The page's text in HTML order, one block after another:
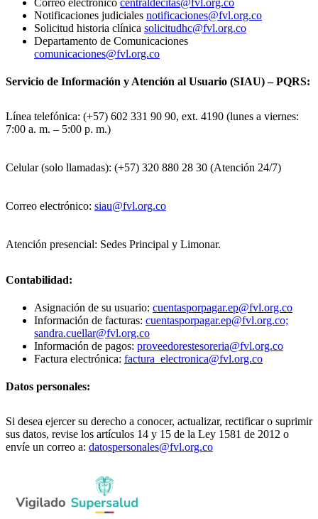
Notificaciones judiciales notificaciones@fvl.org.co
Solicitud historia clínica solicitudhc@fvl.org.co
Departamento de Comunicaciones
comunicaciones@fvl.org.co
Servicio de Información y Atención al Usuario (SIAU) – PQRS:
Línea telefónica: (+57) 602 331 90 90, ext. 4190 (lunes a viernes:
7:00 a. m. – 5:00 p. m.)
Celular (solo llamadas): (+57) 320 880 28 30 (Atención 24/7)
Correo electrónico: siau@fvl.org.co
Atención presencial: Sedes Principal y Limonar.
Contabilidad:
Asignación de su usuario: cuentasporpagar.ep@fvl.org.co
Información de facturas: cuentasporpagar.ep@fvl.org.co;
sandra.cuellar@fvl.org.co
Información de pagos: proveedorestesoreria@fvl.org.co
Factura electrónica: factura_electronica@fvl.org.co
Datos personales:
Si desea ejercer su derecho a conocer, actualizar, rectificar o suprimir
sus datos, revise los artículos 14 y 15 de la Ley 1581 de 2012 o
envíe un correo a: datospersonales@fvl.org.co